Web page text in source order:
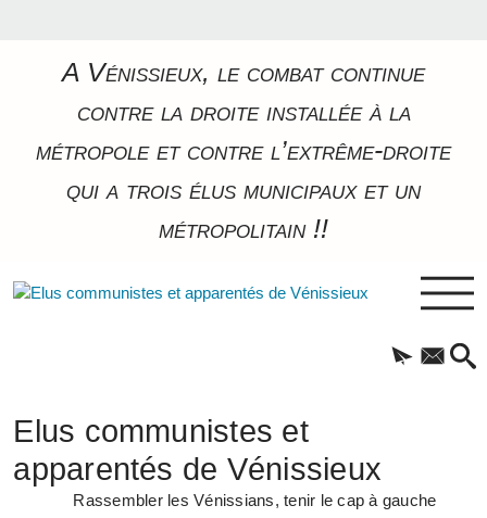
A Vénissieux, le combat continue
contre la droite installée à la
métropole et contre l’extrême-droite
qui a trois élus municipaux et un
métropolitain !!
Elus communistes et
apparentés de Vénissieux
Rassembler les Vénissians, tenir le cap à gauche